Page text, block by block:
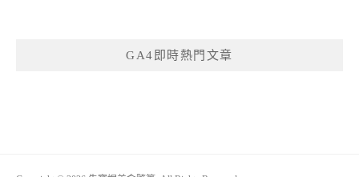
GA4即時熱門文章